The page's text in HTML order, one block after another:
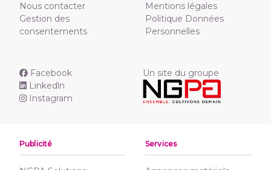
Nous contacter
Gestion des
consentements
Mentions légales
Politique Données
Personnelles
Facebook
Linkedln
Instagram
Un site du groupe
Publicité Services